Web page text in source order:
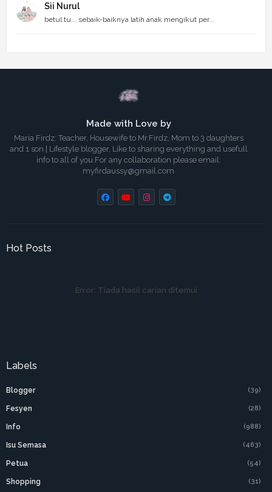
Sii Nurul
betul tu... sebaik-baiknya latih anak mengikut per...
Made with Love by
Maria Firdz: Teacher, Housewife to Mr.Firdz, Mom to 3 daughters
and 1 son | Lifestyle blogger, Like to sharing everything and usefull
info to all of you.For any collaboration please email:
myfirdaussy@gmail.com
Hot Posts
Error: Tiada hasil carian ditemui
Labels
Blogger (39)
Fesyen (28)
Info (988)
Isu Semasa (463)
Petua (54)
Shopping (31)